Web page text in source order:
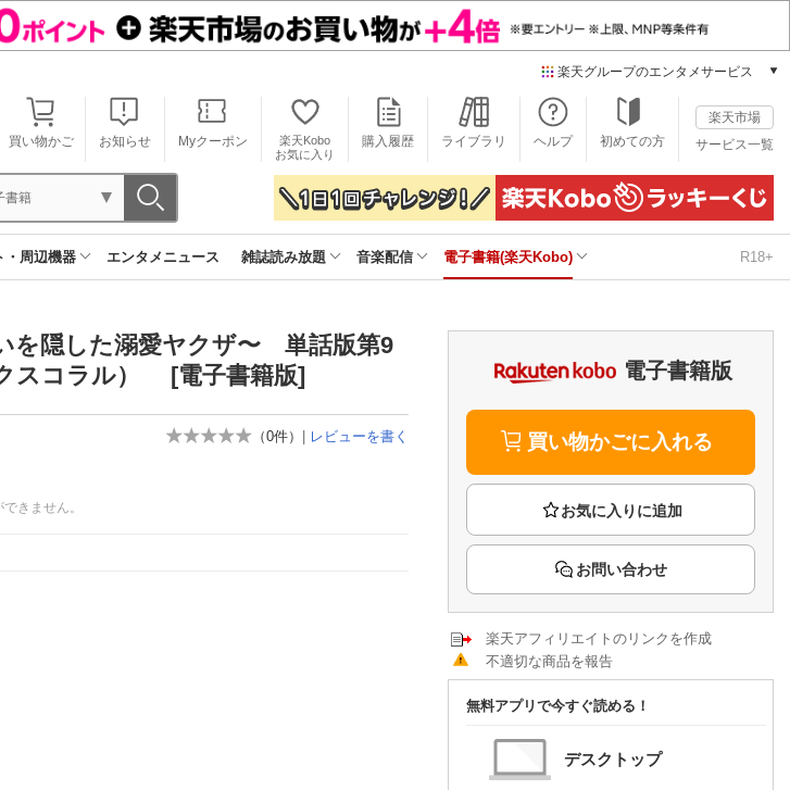
楽天グループのエンタメサービス
本/ゲーム/CD/DVD
楽天ブックス
電子書籍
楽天Kobo
雑誌読み放題
楽天ミュージック
楽天TV
動画配信ガイド
Rakuten PLAY
Rチャンネル
楽天チケット
エンタメニュース
推し楽
買い物かご お知らせ Myクーポン
楽天Kobo
お気に入り
購入履歴 ライブラリ ヘルプ 初めての方
楽天市場
サービス一覧
書籍
・周辺機器 エンタメニュース 雑誌読み放題 音楽配信 電子書籍(楽天Kobo) R18+
を隠した溺愛ヤクザ〜 単話版第9
スコラル） [電子書籍版]
（0件） | レビューを書く
きません。
電子書籍版
買い物かごに入れる
お問い合わせ
楽天アフィリエイトのリンクを作成
不適切な商品を報告
無料アプリで今すぐ読める！
デスクトップ